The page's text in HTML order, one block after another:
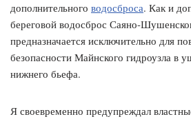
дополнительного водосброса. Как и
береговой водосброс Саяно-
предназначается исключительно для
безопасности Майнского гидроузла в
нижнего бьефа.
Я своевременно предупреждал